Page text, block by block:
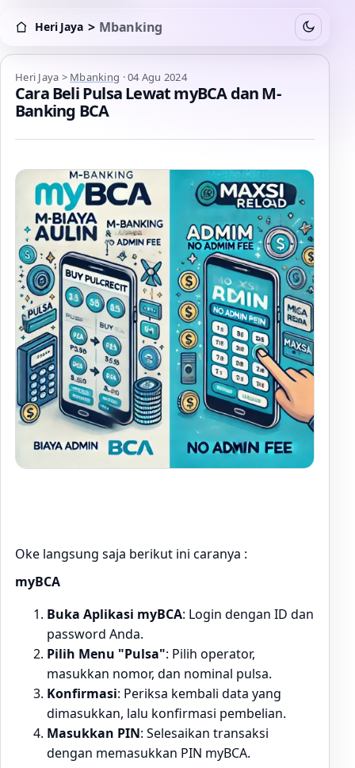
Heri Jaya > Mbanking
Heri Jaya > Mbanking Switch to
Heri Jaya > Mbanking ·04 Agu 2024
Cara Beli Pulsa Lewat myBCA dan M-
Banking BCA
Oke langsung saja berikut ini caranya :
myBCA
Buka Aplikasi myBCA: Login dengan ID dan
password Anda.
Pilih Menu "Pulsa": Pilih operator,
masukkan nomor, dan nominal pulsa.
Konfirmasi: Periksa kembali data yang
dimasukkan, lalu konfirmasi pembelian.
Masukkan PIN: Selesaikan transaksi
dengan memasukkan PIN myBCA.